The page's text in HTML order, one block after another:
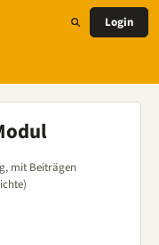
Login
mit Beiträgen